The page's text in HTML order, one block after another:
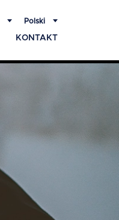
Polski
KONTAKT